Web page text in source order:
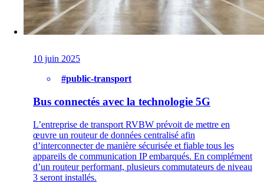
on1700
on1810
on2800
on3800
on3900
on4800
on5800
Produits Cisco
Produits Ruckus
10 juin 2025
#public-transport
Bus connectés avec la technologie 5G
L’entreprise de transport RVBW prévoit de mettre en
œuvre un routeur de données centralisé afin
d’interconnecter de manière sécurisée et fiable tous les
appareils de communication IP embarqués. En complément
d’un routeur performant, plusieurs commutateurs de niveau
3 seront installés.